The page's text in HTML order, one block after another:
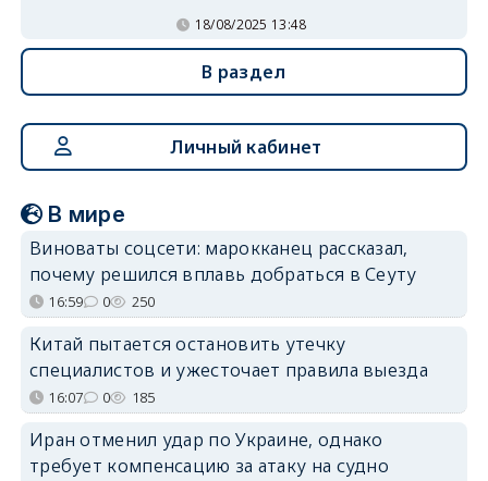
18/08/2025 13:48
В раздел
Личный кабинет
В мире
Виноваты соцсети: марокканец рассказал,
почему решился вплавь добраться в Сеуту
16:59 0 250
Китай пытается остановить утечку
специалистов и ужесточает правила выезда
16:07 0 185
Иран отменил удар по Украине, однако
требует компенсацию за атаку на судно